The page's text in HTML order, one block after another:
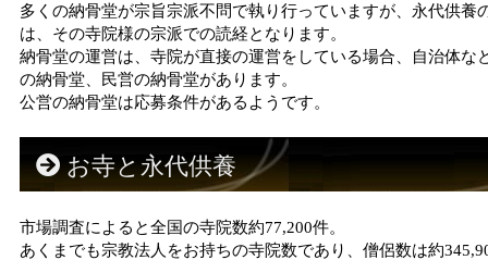
多くの納骨堂が宗旨宗派不問で執り行っていますが、永代供養
は、その寺院様の宗派での読経となります。
納骨堂の運営は、寺院が直接の運営をしている場合、自治体な
の納骨堂、民営の納骨堂があります。
公営の納骨堂は応募条件があるようです。
お寺と永代供養
市場調査によると全国の寺院数約77,200件。
あくまでも宗教法人をお持ちの寺院数であり、僧侶数は約